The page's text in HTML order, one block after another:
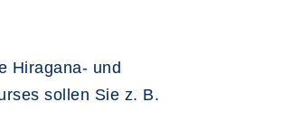
Hiragana- und
sollen Sie z. B.